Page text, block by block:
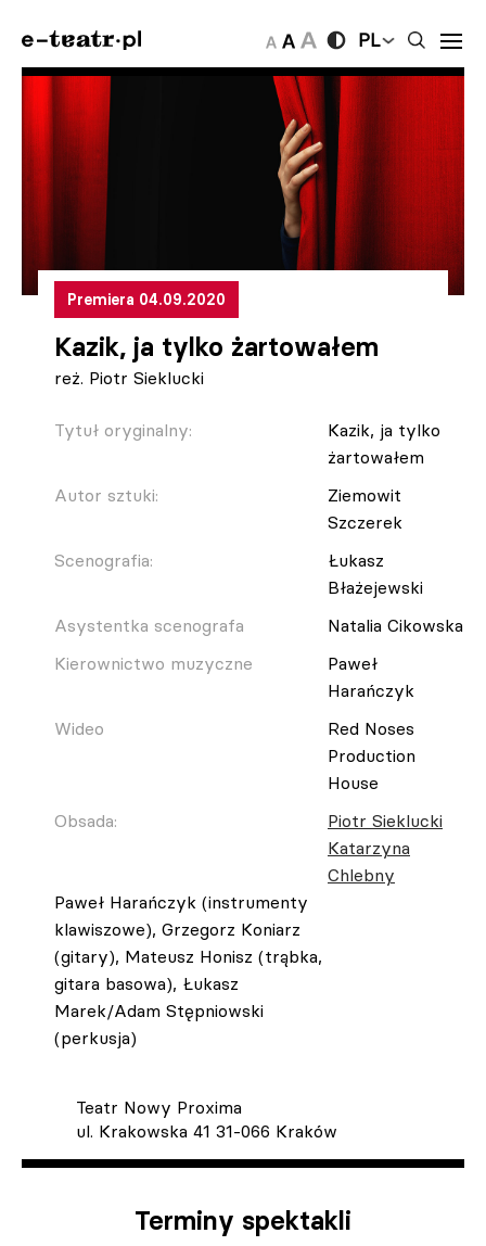
PL
Premiera 04.09.2020
Kazik, ja tylko żartowałem
reż. Piotr Sieklucki
Tytuł oryginalny:
Kazik, ja tylko
żartowałem
Autor sztuki:
Ziemowit
Szczerek
Scenografia:
Łukasz
Błażejewski
Asystentka scenografa
Natalia Cikowska
Kierownictwo muzyczne
Paweł
Harańczyk
Wideo
Red Noses
Production
House
Obsada:
Piotr Sieklucki
Katarzyna
Chlebny
Paweł Harańczyk (instrumenty
klawiszowe), Grzegorz Koniarz
(gitary), Mateusz Honisz (trąbka,
gitara basowa), Łukasz
Marek/Adam Stępniowski
(perkusja)
Teatr Nowy Proxima
ul. Krakowska 41 31-066 Kraków
Terminy spektakli